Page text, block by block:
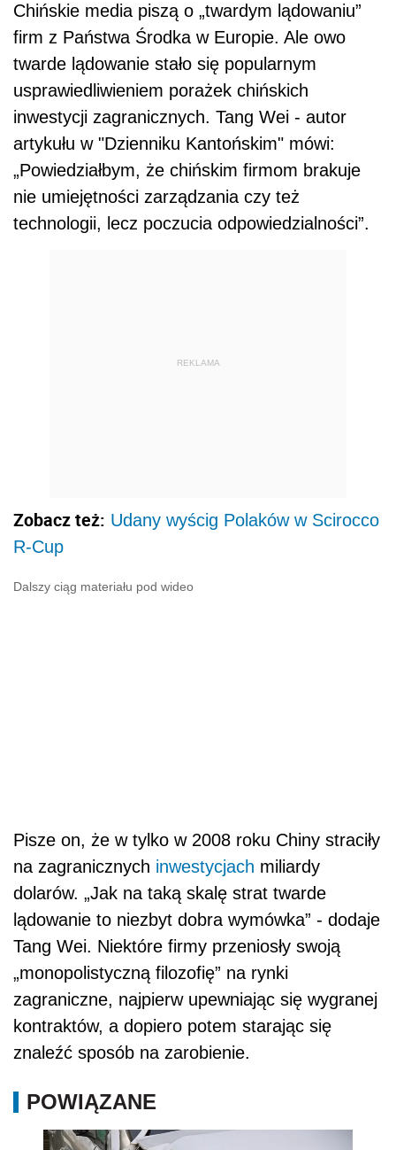
Chińskie media piszą o „twardym lądowaniu”
firm z Państwa Środka w Europie. Ale owo
twarde lądowanie stało się popularnym
usprawiedliwieniem porażek chińskich
inwestycji zagranicznych. Tang Wei - autor
artykułu w "Dzienniku Kantońskim" mówi:
„Powiedziałbym, że chińskim firmom brakuje
nie umiejętności zarządzania czy też
technologii, lecz poczucia odpowiedzialności”.
REKLAMA
Zobacz też: Udany wyścig Polaków w Scirocco
R-Cup
Dalszy ciąg materiału pod wideo
Pisze on, że w tylko w 2008 roku Chiny straciły
na zagranicznych inwestycjach miliardy
dolarów. „Jak na taką skalę strat twarde
lądowanie to niezbyt dobra wymówka” - dodaje
Tang Wei. Niektóre firmy przeniosły swoją
„monopolistyczną filozofię” na rynki
zagraniczne, najpierw upewniając się wygranej
kontraktów, a dopiero potem starając się
znaleźć sposób na zarobienie.
POWIĄZANE